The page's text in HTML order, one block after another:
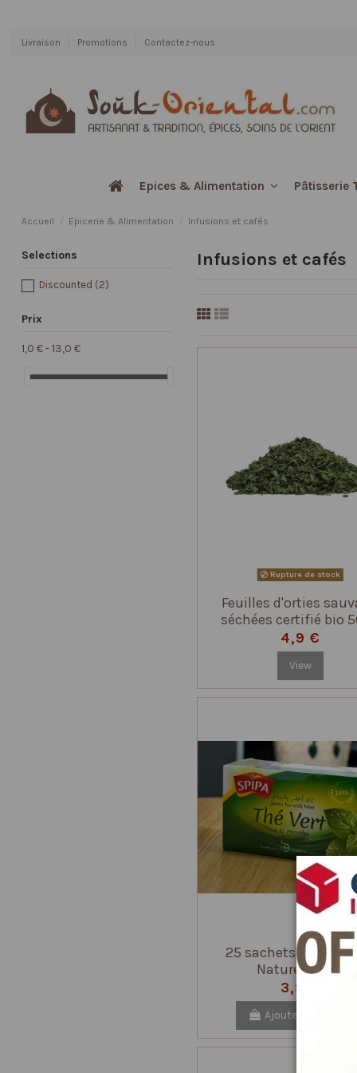
Livraison Promotions Contactez-nous
Epices & Alimentation Pâtisserie
Accueil Epicerie & Alimentation Infusions et cafés
Infusions et cafés
Rupture de stock
Feuilles d'orties
séchées certifié bio
4,9 €
View
25 sachets Thé
Naturel Spipa
3,9 €
Ajouter au panier
Selections
Discounted (2)
Prix
1,0 € - 13,0 €